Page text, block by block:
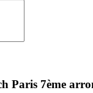
Paris 7ème